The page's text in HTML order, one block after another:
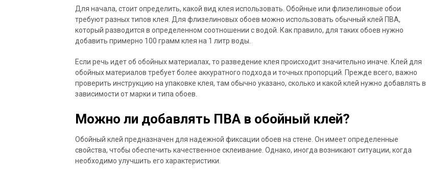
Для начала, стоит определить, какой вид клея использовать. Обойные или флизелиновые обои
требуют разных типов клея. Для флизелиновых обоев можно использовать обычный клей ПВА,
который разводится в определенном соотношении с водой. Как правило, для таких обоев нужно
добавить примерно 100 грамм клея на 1 литр воды.
Если речь идет об обойных материалах, то разведение клея происходит значительно иначе. Клей для
обойных материалов требует более аккуратного подхода и точных пропорций. Прежде всего, важно
проверить инструкцию на упаковке клея, там обычно указано, сколько и какой клей нужно добавлять в
зависимости от марки и типа обоев.
Можно ли добавлять ПВА в обойный клей?
Обойный клей предназначен для надежной фиксации обоев на стене. Он имеет определенные
свойства, чтобы обеспечить качественное склеивание. Однако, иногда возникают ситуации, когда
необходимо улучшить его характеристики.